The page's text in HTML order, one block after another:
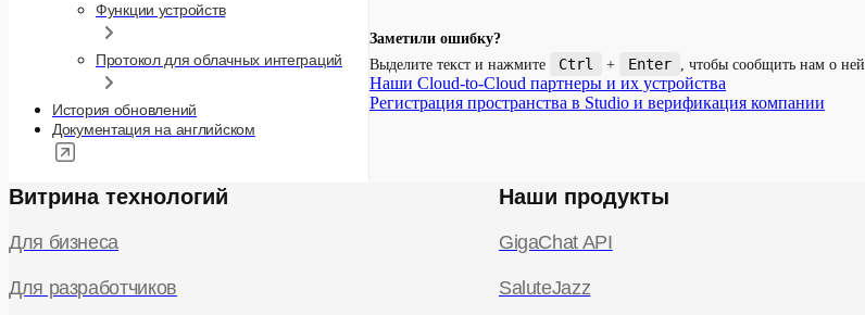
Функции устройств
Протокол для облачных интеграций
История обновлений
Документация на английском
Заметили ошибку?
Выделите текст и нажмите
Ctrl + Enter , чтобы сообщить нам о ней
Наши Cloud-to-Cloud партнеры и их устройства
Регистрация пространства в Studio и верификация компании
Витрина технологий
Для бизнеса
Для разработчиков
Наши продукты
GigaChat API
SaluteJazz